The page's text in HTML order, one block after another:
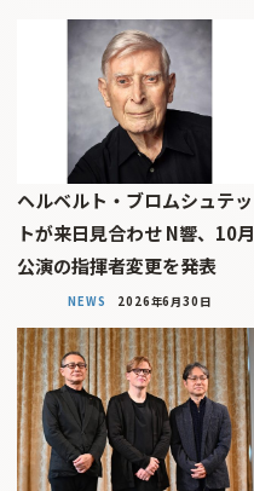
ヘルベルト・ブロムシュテッ
トが来日見合わせ N響、10月
公演の指揮者変更を発表
NEWS 2026年6月30日